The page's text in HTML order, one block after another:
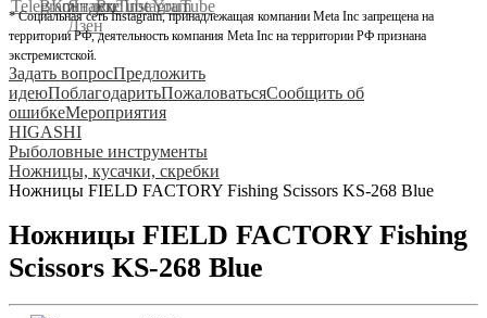
* Социальная сеть Instagram, принадлежащая компании Meta Inc запрещена на
территории РФ, деятельность компания Meta Inc на территории РФ признана
экстремистской.
Задать вопросПредложить
идеюПоблагодаритьПожаловатьсяСообщить об
ошибкеМероприятия
HIGASHI
Рыболовные инструменты
Ножницы, кусачки, скребки
Ножницы FIELD FACTORY Fishing Scissors KS-268 Blue
Ножницы FIELD FACTORY Fishing
Scissors KS-268 Blue